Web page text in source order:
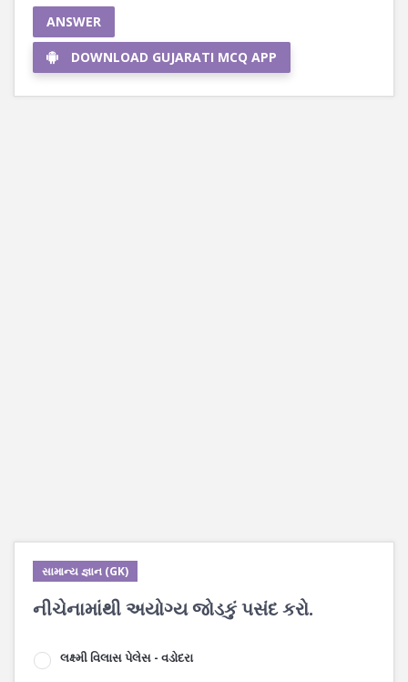
ANSWER
DOWNLOAD GUJARATI MCQ APP
સામાન્ય જ્ઞાન (GK)
નીચેનામાંથી અયોગ્ય જોડકું પસંદ કરો.
લક્ષ્મી વિલાસ પેલેસ - વડોદરા